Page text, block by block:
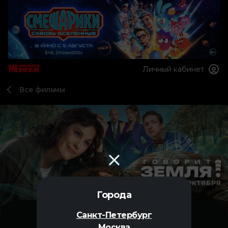
Города
Санкт-Петербург
Личный кабинет
Все фильмы